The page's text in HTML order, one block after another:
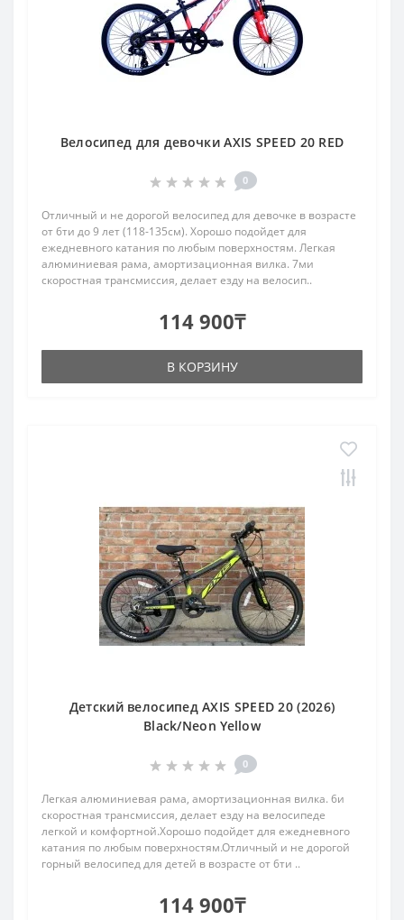
Велосипед для девочки AXIS SPEED 20 RED
0
Отличный и не дорогой велосипед для девочке в возрасте
от 6ти до 9 лет (118-135см). Хорошо подойдет для
ежедневного катания по любым поверхностям. Легкая
алюминиевая рама, амортизационная вилка. 7ми
скоростная трансмиссия, делает езду на велосип..
114 900₸
В КОРЗИНУ
Детский велосипед AXIS SPEED 20 (2026)
Black/Neon Yellow
0
Легкая алюминиевая рама, амортизационная вилка. 6и
скоростная трансмиссия, делает езду на велосипеде
легкой и комфортной.Хорошо подойдет для ежедневного
катания по любым поверхностям.Отличный и не дорогой
горный велосипед для детей в возрасте от 6ти ..
114 900₸